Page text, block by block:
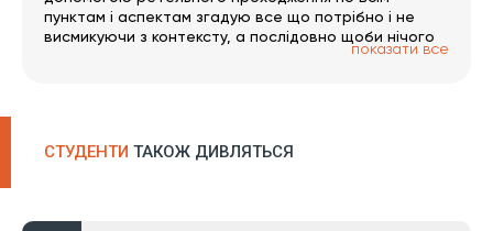
пунктам і аспектам згадую все що потрібно і не
висмикуючи з контексту, а послідовно щоби нічого
не пропустити. Тут дуже багато окремих гілок за
показати все
СТУДЕНТИ ТАКОЖ ДИВЛЯТЬСЯ